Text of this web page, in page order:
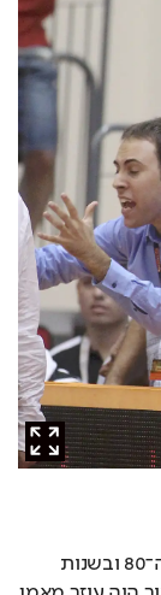
היה הסנטר המוביל של הנבחרת בסוף שנות ה־80 ובשנות